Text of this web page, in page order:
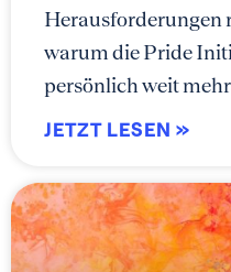
Herausforderungen
warum die Pride
persönlich weit
JETZT LESEN »